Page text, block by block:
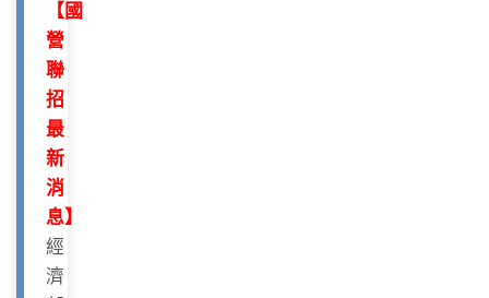
【國
營
聯
招
最
新
消
息】
經
濟